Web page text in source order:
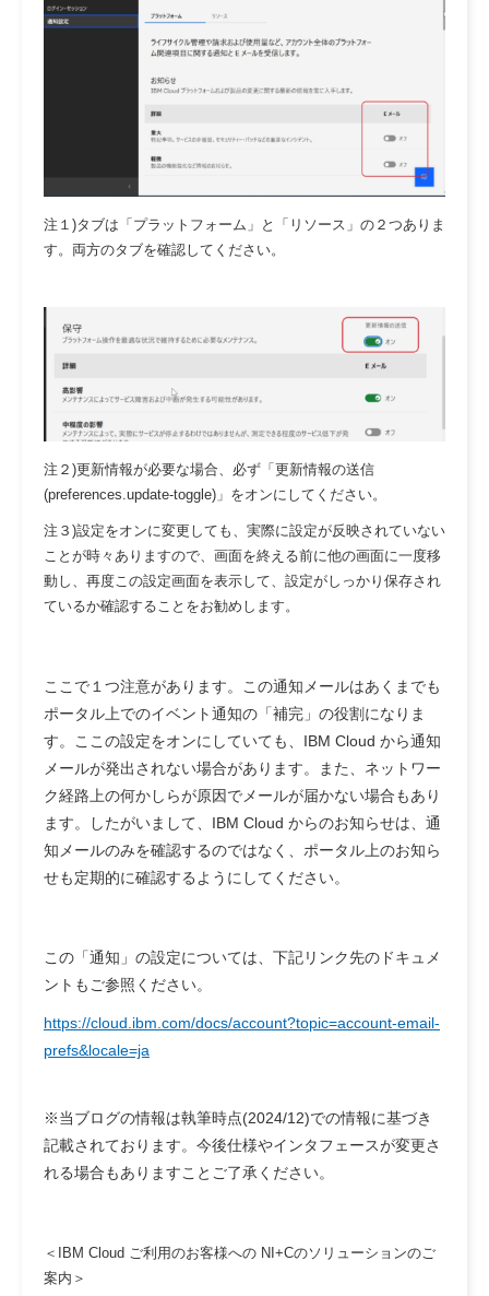
注１)タブは「プラットフォーム」と「リソース」の２つありま
す。両方のタブを確認してください。
注２)更新情報が必要な場合、必ず「更新情報の送信
(preferences.update-toggle)」をオンにしてください。
注３)設定をオンに変更しても、実際に設定が反映されていない
ことが時々ありますので、画面を終える前に他の画面に一度移
動し、再度この設定画面を表示して、設定がしっかり保存され
ているか確認することをお勧めします。
ここで１つ注意があります。この通知メールはあくまでも
ポータル上でのイベント通知の「補完」の役割になりま
す。ここの設定をオンにしていても、IBM Cloud から通知
メールが発出されない場合があります。また、ネットワー
ク経路上の何かしらが原因でメールが届かない場合もあり
ます。したがいまして、IBM Cloud からのお知らせは、通
知メールのみを確認するのではなく、ポータル上のお知ら
せも定期的に確認するようにしてください。
この「通知」の設定については、下記リンク先のドキュメ
ントもご参照ください。
https://cloud.ibm.com/docs/account?topic=account-email-
prefs&locale=ja
※当ブログの情報は執筆時点(2024/12)での情報に基づき
記載されております。今後仕様やインタフェースが変更さ
れる場合もありますことご了承ください。
＜IBM Cloud ご利用のお客様への NI+Cのソリューションのご
案内＞